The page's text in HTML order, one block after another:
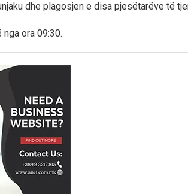
dhe plagosjen e disa pjesëtarëve të
ora 09:30.